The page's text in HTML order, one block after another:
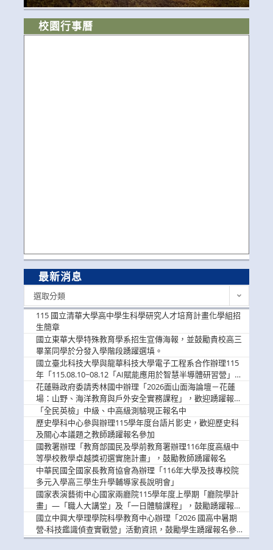
校園行事曆
最新消息
選取分類
115 國立清華大學高中學生科學研究人才培育計畫化學組招
生簡章
國立東華大學特殊教育學系招生宣傳海報，並鼓勵貴校高三
畢業同學於分發入學階段踴躍選填。
國立臺北科技大學與龍華科技大學電子工程系合作辦理115
年「115.08.10~08.12「AI賦能應用於智慧半導體研習營」，
歡迎學生踴躍報名參加
花蓮縣政府委請秀林國中辦理「2026面山面海論壇－花蓮
場：山野、海洋教育與戶外安全實務課程」，歡迎踴躍報名
參加
「全民英檢」中級、中高級測驗現正報名中
歷史學科中心參與辦理115學年度台語片影史，歡迎歷史科
及關心本議題之教師踴躍報名參加
國教署辦理「教育部國民及學前教育署辦理116年度高級中
等學校教學卓越獎初選實施計畫」，鼓勵教師踴躍報名
中華民國全國家長教育協會為辦理「116年大學及技專校院
多元入學高三學生升學輔導家長說明會」
國家表演藝術中心國家兩廳院115學年度上學期「廳院學計
畫」—「職人大講堂」及「一日體驗課程」，鼓勵踴躍報名
參與。
國立中興大學理學院科學教育中心辦理「2026 國高中暑期
營-科技鑑識偵查實戰營」活動資訊，鼓勵學生踴躍報名參
加。